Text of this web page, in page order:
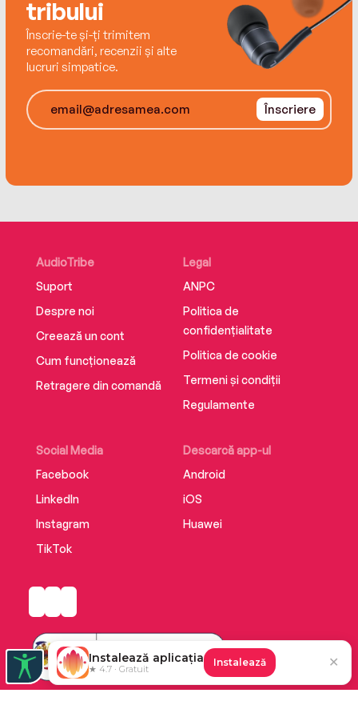
tribului
Înscrie-te și-ți trimitem
recomandări, recenzii și alte
lucruri simpatice.
Înscriere
AudioTribe
Suport
Despre noi
Creează un cont
Cum funcționează
Retragere din comandă
Social Media
Facebook
LinkedIn
Instagram
TikTok
Descarcă app-ul
Android
iOS
Huawei
Legal
ANPC
Politica de
confidențialitate
Politica de cookie
Termeni și condiții
Regulamente
Instalează aplicația
★ 4.7 · Gratuit
Instalează ✕